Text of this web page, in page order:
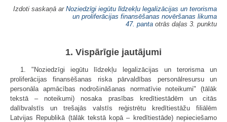
Izdoti saskaņā ar Noziedzīgi iegūtu līdzekļu legalizācijas un terorisma
un proliferācijas finansēšanas novēršanas likuma
47. panta otrās daļas 3. punktu
1. Vispārīgie jautājumi
1. "Noziedzīgi iegūtu līdzekļu legalizācijas un terorisma un
proliferācijas finansēšanas riska pārvaldības personālresursu un
personāla apmācības nodrošināšanas normatīvie noteikumi" (tālāk
tekstā – noteikumi) nosaka prasības kredītiestādēm un citās
dalībvalstīs un trešajās valstīs reģistrētu kredītiestāžu filiālēm
Latvijas Republikā (tālāk tekstā kopā – kredītiestāde) nepieciešamo